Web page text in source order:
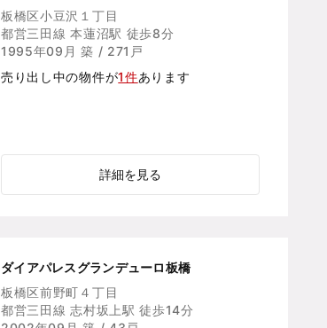
板橋区小豆沢１丁目
都営三田線 本蓮沼駅 徒歩8分
1995年09月 築 / 271戸
売り出し中の物件が1件あります
詳細を見る
ダイアパレスグランデューロ板橋
板橋区前野町４丁目
都営三田線 志村坂上駅 徒歩14分